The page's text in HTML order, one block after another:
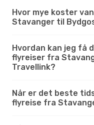
Hvor mye koster
Stavanger til
Hvordan kan jeg få
flyreiser fra
Travellink?
Når er det beste
flyreise fra